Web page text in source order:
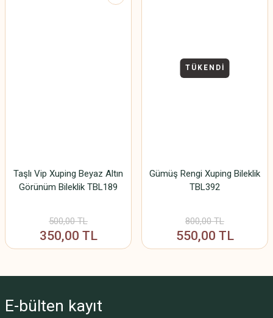
Taşlı Vip Xuping Beyaz Altın
Görünüm Bileklik TBL189
500,00 TL
350,00 TL
TÜKENDİ
Gümüş Rengi Xuping Bileklik
TBL392
800,00 TL
550,00 TL
E-bülten kayıt